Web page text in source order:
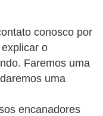
conosco por
o
Faremos uma
uma
encanadores